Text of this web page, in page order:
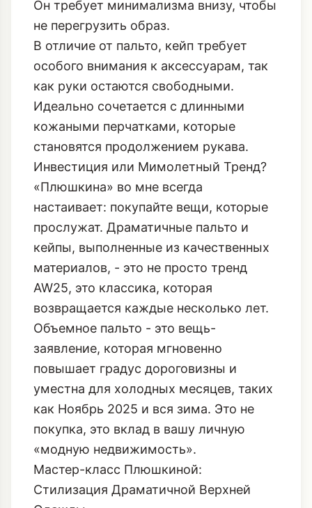
В отличие от пальто, кейп требует
особого внимания к аксессуарам, так
как руки остаются свободными.
Идеально сочетается с длинными
кожаными перчатками, которые
становятся продолжением рукава.
Инвестиция или Мимолетный Тренд?
«Плюшкина» во мне всегда
настаивает: покупайте вещи, которые
прослужат. Драматичные пальто и
кейпы, выполненные из качественных
материалов, - это не просто тренд
AW25, это классика, которая
возвращается каждые несколько лет.
Объемное пальто - это вещь-
заявление, которая мгновенно
повышает градус дороговизны и
уместна для холодных месяцев, таких
как Ноябрь 2025 и вся зима. Это не
покупка, это вклад в вашу личную
«модную недвижимость».
Мастер-класс Плюшкиной:
Стилизация Драматичной Верхней
Одежды
Как носить эту монументальную